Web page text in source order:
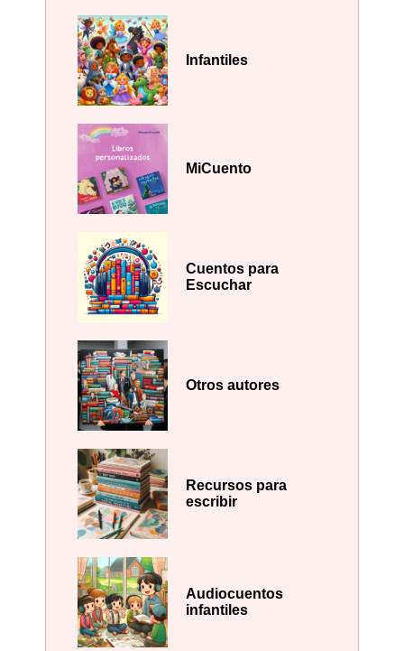
Infantiles
MiCuento
Cuentos para
Escuchar
Otros autores
Recursos para
escribir
Audiocuentos
infantiles